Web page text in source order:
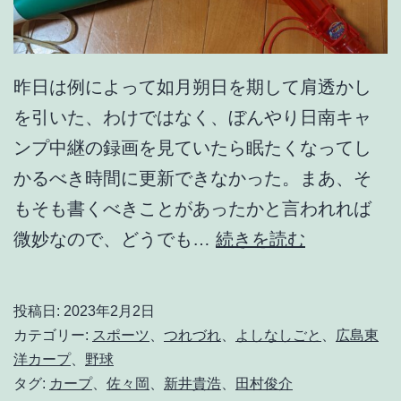
昨日は例によって如月朔日を期して肩透かし
を引いた、わけではなく、ぼんやり日南キャ
ンプ中継の録画を見ていたら眠たくなってし
かるべき時間に更新できなかった。まあ、そ
もそも書くべきことがあったかと言われれば
微妙なので、どうでも… 続きを読む
1
投稿日: 2023年2月2日
カテゴリー: スポーツ つれづれ よしなしごと
広島東
洋カープ、 野球
タグ: カープ、 佐々岡 新井貴浩 田村俊介